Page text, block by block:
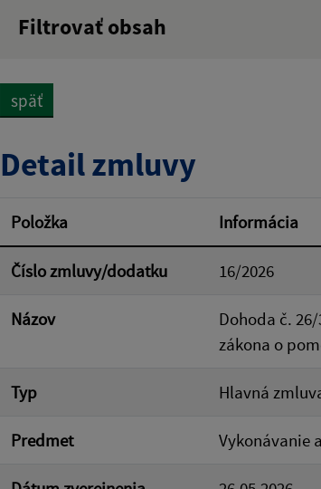
Filtrovať obsah
Suma od:
späť
Detail zmluvy
Položka Informácia
Číslo zmluvy/dodatku 16/2026
Názov
Dohoda č.
zákona o
Typ Hlavná
Predmet Vykonávanie